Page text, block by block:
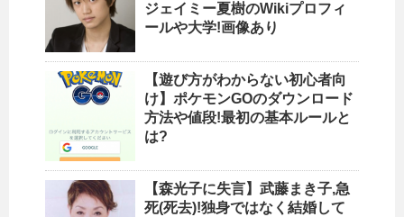
ジェイミー夏樹のWikiプロフィ
ールや大学!画像あり
【遊び方がわからない初心者向
け】ポケモンGOのダウンロード
方法や値段!最初の基本ルールと
は?
【森光子に失言】武藤まき子,急
死(死去)!独身ではなく結婚して